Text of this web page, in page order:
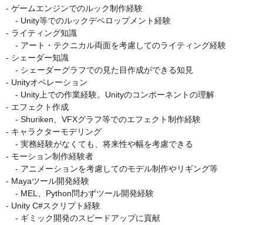
- ゲームエンジンでのルック制作経験
- ライティング知識
- シェーダー知識
- Unityオペレーション
- エフェクト作成
- キャラクターモデリング
- モーション制作経験者
- Mayaツール開発経験
- Unity C#スクリプト経験